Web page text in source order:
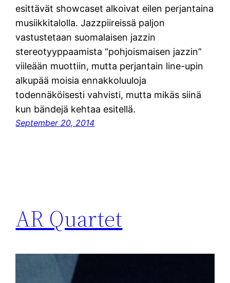
esittävät showcaset alkoivat eilen perjantaina
musiikkitalolla. Jazzpiireissä paljon
vastustetaan suomalaisen jazzin
stereotyyppaamista “pohjoismaisen jazzin”
viileään muottiin, mutta perjantain line-upin
alkupää moisia ennakkoluuloja
todennäköisesti vahvisti, mutta mikäs siinä
kun bändejä kehtaa esitellä.
September 20, 2014
AR Quartet